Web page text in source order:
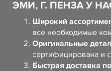
ЭМИ, Г. ПЕНЗА У
Широкий
все необходимые
Оригинальные
сертифицирована и
Быстрая доставка